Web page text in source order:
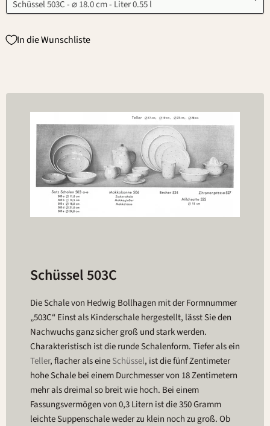
In die Wunschliste
Schüssel 503C
Die Schale von Hedwig Bollhagen mit der Formnummer
„503C“ Einst als Kinderschale hergestellt, lässt Sie den
Nachwuchs ganz sicher groß und stark werden.
Charakteristisch ist die runde Schalenform. Tiefer als ein
Teller, flacher als eineSchüssel, ist die fünf Zentimeter
hohe Schale bei einem Durchmesser von 18 Zentimetern
mehr als dreimal so breit wie hoch. Bei einem
Fassungsvermögen von 0,3 Litern ist die 350 Gramm
leichte Suppenschale weder zu klein noch zu groß. Ob